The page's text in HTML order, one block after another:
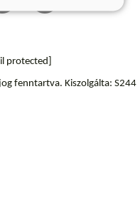
protected]
fenntartva. Kiszolgálta: S244